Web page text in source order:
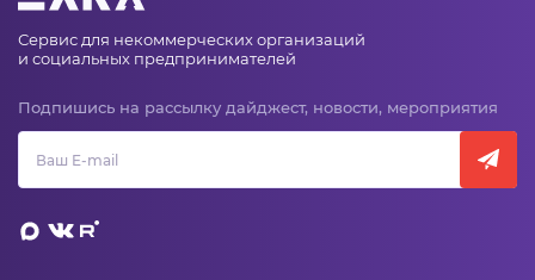
Сервис для некоммерческих организаций
и социальных предпринимателей
Подпишись на рассылку дайджест, новости, мероприятия